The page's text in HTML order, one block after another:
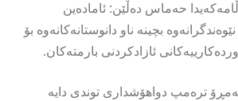
حەماس دەڵێن: ئامادەین
بچینە ناو دانوستانەکانەوە بۆ
ئازادکردنی بارمتەکان.
ترەمپ دواهۆشدارى توندى دایە